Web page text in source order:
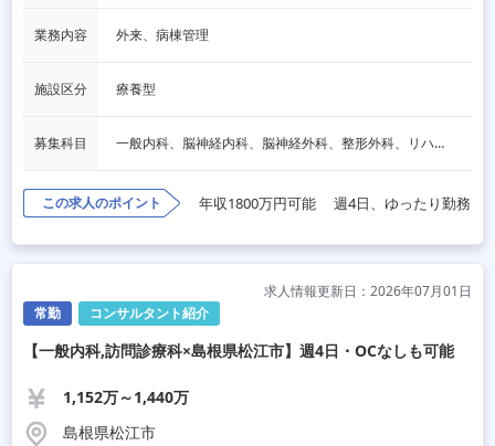
業務内容 外来、病棟管理
施設区分 療養型
募集科目 一般内科、脳神経内科、脳神経外科、整形外科、リハビリテーション科
この求人のポイント 年収1800万円可能 週4日、ゆったり勤務
常勤 コンサルタント紹介
求人情報更新日：2026年07月01日
【一般内科,訪問診療科×島根県松江市】週4日・OCなしも可能
1,152万～1,440万
島根県松江市